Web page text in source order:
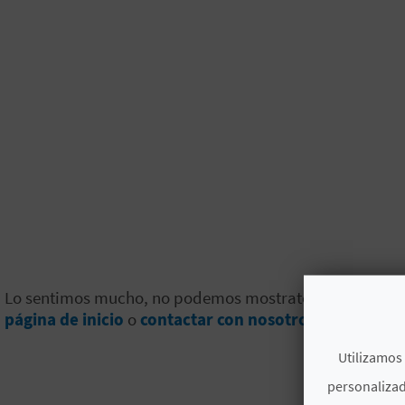
Lo sentimos mucho, no podemos mostrate el
página de inicio o contactar con nosotros